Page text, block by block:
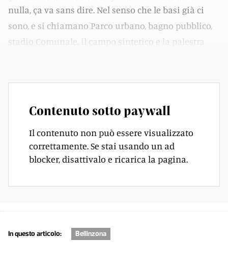
nulla, ça va sans dire. Nel senso che le basi già ci
sono, e si chiamano Parco urbano, bagno pubblico,
stadio Comunale, il campo sintetico e la palestra
Contenuto sotto paywall
Il contenuto non può essere visualizzato
correttamente. Se stai usando un ad
blocker, disattivalo e ricarica la pagina.
In questo articolo: Bellinzona